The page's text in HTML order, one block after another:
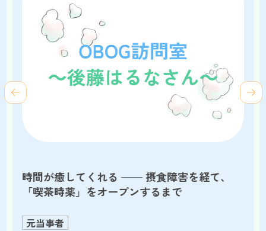
時間が癒してくれる ── 摂食障害を経て、
「喫茶時薬」をオープンするまで
元当事者